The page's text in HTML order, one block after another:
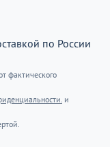
по России
фактического
и